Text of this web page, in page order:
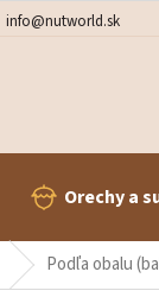
info@nutworld.sk
Orechy a
Podľa obalu